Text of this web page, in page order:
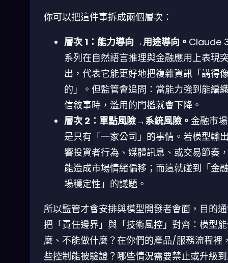
你可以把這件事拆成兩個層次：
層次 1：能力導向→用途導向。 Claude
系列在自然語言推理與金融應用上表現
出，代表它能更好地把複雜資訊「講得
的」。但監管會追問：當能力強到能編
信敘事時，濫用的門檻就會下降。
層次 2：單點風險→系統風險。 金融市
是只有「一家公司」的事情。若模型輸
響投資者行為、媒體訊息、或交易節奏
能造成市場情緒偏移；而這就碰到「金
場穩定性」的議題。
所以監管才會安排與模型開發者會面，目的
把「責任邊界」與「技術風控」對齊：模型
麼、不能做什麼？在你們的產品/服務流程裡
些控制能被驗證？哪些情況需要禁止或升級